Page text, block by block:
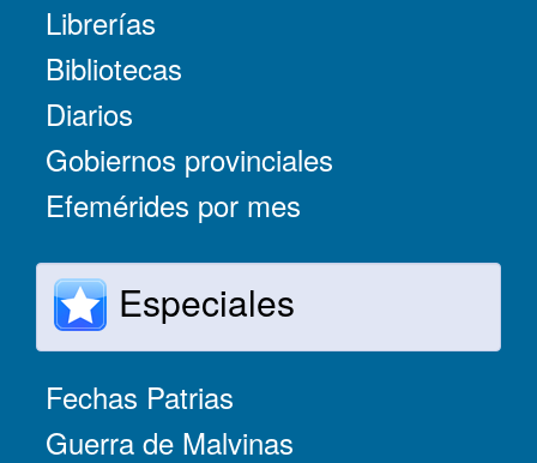
Librerías
Bibliotecas
Diarios
Gobiernos provinciales
Efemérides por mes
Especiales
Fechas Patrias
Guerra de Malvinas